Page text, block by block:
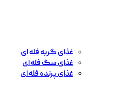
غذای گربه فله ای
غذای سگ فله ای
غذای پرنده فله ای